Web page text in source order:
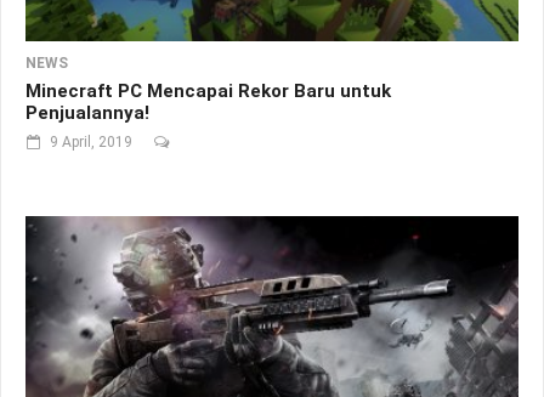
NEWS
Minecraft PC Mencapai Rekor Baru untuk
Penjualannya!
9 April, 2019